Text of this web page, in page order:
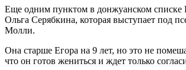
Еще одним пунктом в донжуанском списке
Ольга Серябкина, которая выступает под
Молли.
Она старше Егора на 9 лет, но это не
что он готов жениться и ждет только